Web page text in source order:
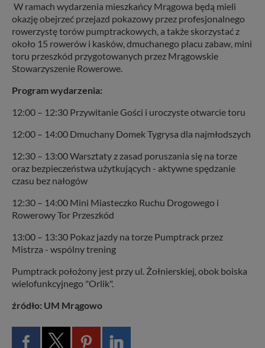
W ramach wydarzenia mieszkańcy Mrągowa będą mieli
okazję obejrzeć przejazd pokazowy przez profesjonalnego
rowerzystę torów pumptrackowych, a także skorzystać z
około 15 rowerów i kasków, dmuchanego placu zabaw, mini
toru przeszkód przygotowanych przez Mrągowskie
Stowarzyszenie Rowerowe.
Program wydarzenia:
12:00 – 12:30 Przywitanie Gości i uroczyste otwarcie toru
12:00 – 14:00 Dmuchany Domek Tygrysa dla najmłodszych
12:30 – 13:00 Warsztaty z zasad poruszania się na torze
oraz bezpieczeństwa użytkujących - aktywne spędzanie
czasu bez nałogów
12:30 – 14:00 Mini Miasteczko Ruchu Drogowego i
Rowerowy Tor Przeszkód
13:00 – 13:30 Pokaz jazdy na torze Pumptrack przez
Mistrza - wspólny trening
Pumptrack położony jest przy ul. Żołnierskiej, obok boiska
wielofunkcyjnego "Orlik".
źródło: UM Mrągowo